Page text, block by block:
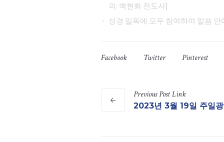
의: 백현화 전도사]
성경 일독에 모두 참여하여 말씀
Facebook Twitter Pinterest
PreviousPostLink
2023년 3월 19일 주일